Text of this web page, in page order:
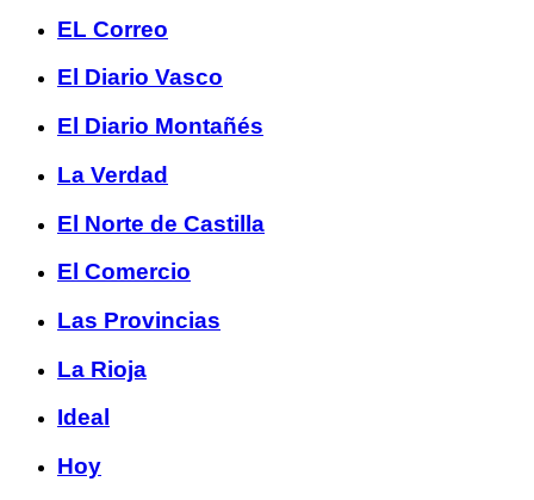
EL Correo
El Diario Vasco
El Diario Montañés
La Verdad
El Norte de Castilla
El Comercio
Las Provincias
La Rioja
Ideal
Hoy